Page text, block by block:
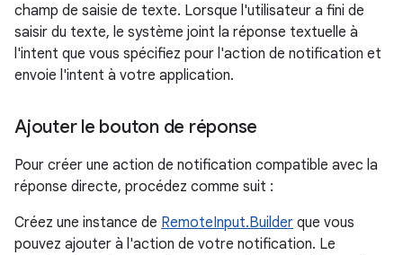
champ de saisie de texte. Lorsque l'utilisateur a fini de
saisir du texte, le système joint la réponse textuelle à
l'intent que vous spécifiez pour l'action de notification et
envoie l'intent à votre application.
Ajouter le bouton de réponse
Pour créer une action de notification compatible avec la
réponse directe, procédez comme suit :
Créez une instance de RemoteInput.Builder que vous
pouvez ajouter à l'action de votre notification. Le